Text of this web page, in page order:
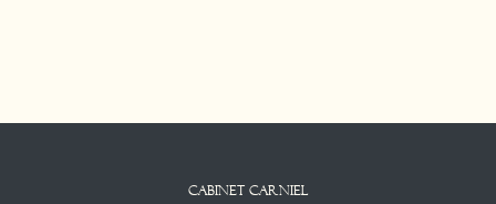
Cabinet CARNIEL